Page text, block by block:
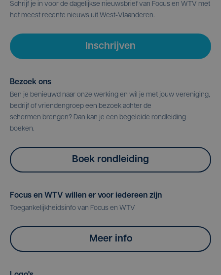
Schrijf je in voor de dagelijkse nieuwsbrief van Focus en WTV met
het meest recente nieuws uit West-Vlaanderen.
Inschrijven
Bezoek ons
Ben je benieuwd naar onze werking en wil je met jouw vereniging,
bedrijf of vriendengroep een bezoek achter de
schermen brengen? Dan kan je een begeleide rondleiding
boeken.
Boek rondleiding
Focus en WTV willen er voor iedereen zijn
Toegankelijkheidsinfo van Focus en WTV
Meer info